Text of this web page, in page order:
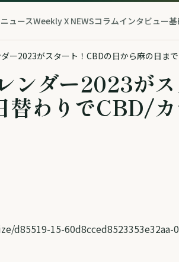
ニュースWeekly X NEWSコラムインタビュー
ンダー2023が
替わりでCBD/
d85519-15-60d8cced8523353e32aa-